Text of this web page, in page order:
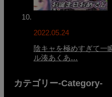
2022.05.24
陰キャを極めすぎて一
ル湊あくあ…
カテゴリー-Category-